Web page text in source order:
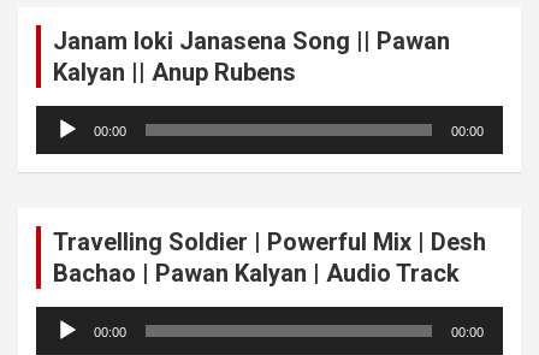
Janam loki Janasena Song || Pawan
Kalyan || Anup Rubens
Audio
Player
00:00 00:00
Travelling Soldier | Powerful Mix | Desh
Bachao | Pawan Kalyan | Audio Track
Audio
Player
00:00 00:00